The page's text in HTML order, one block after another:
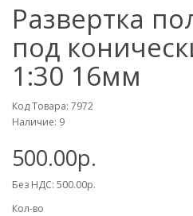
Развертка
под
1:30 16мм
Код Товара: 7972
Наличие: 9
500.00р.
Без НДС: 500.00р.
Кол-во